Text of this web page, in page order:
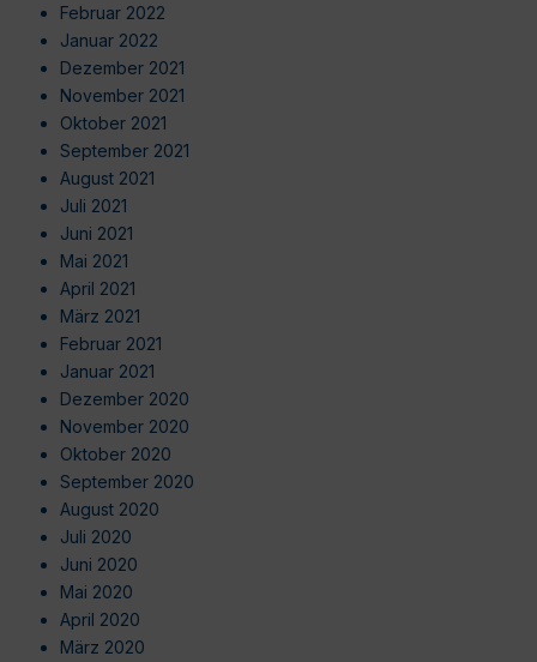
Februar 2022
Januar 2022
Dezember 2021
November 2021
Oktober 2021
September 2021
August 2021
Juli 2021
Juni 2021
Mai 2021
April 2021
März 2021
Februar 2021
Januar 2021
Dezember 2020
November 2020
Oktober 2020
September 2020
August 2020
Juli 2020
Juni 2020
Mai 2020
April 2020
März 2020